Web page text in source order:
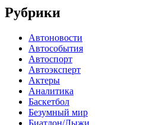
Рубрики
Автоновости
Автособытия
Автоспорт
Автоэксперт
Актеры
Аналитика
Баскетбол
Безумный мир
Биатлон/Лыжи